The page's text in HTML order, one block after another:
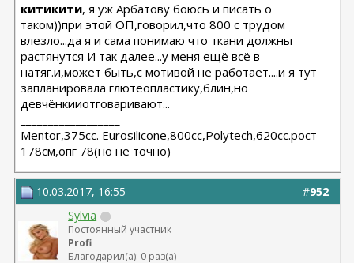
китикити, я уж Арбатову боюсь и писать о
таком))при этой ОП,говорил,что 800 с трудом
влезло...да я и сама понимаю что ткани должны
растянутся И так далее...у меня ещё всё в
натяг.и,может быть,с мотивой не работает....и я тут
запланировала глютеопластику,блин,но
девчёнкииотговаривают...
Мentor,375cc. Eurosilicone,800cc,Polytech,620cc.рост
178см,опг 78(но не точно)
#952
10.03.2017, 16:55
Sylvia
Постоянный участник
Profi
Благодарил(а): 0 раз(а)